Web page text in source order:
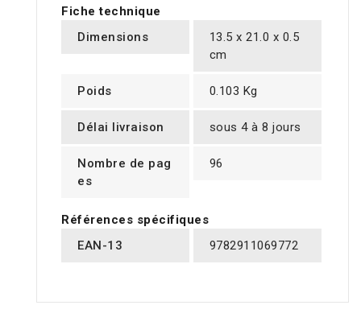
Fiche technique
Dimensions
13.5 x 21.0 x 0.5
cm
Poids 0.103 Kg
Délai livraison sous 4 à 8 jours
Nombre de pag
es
96
Références spécifiques
EAN-13
9782911069772